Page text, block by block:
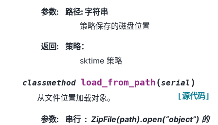
参数:
路径: 字符串
策略保存的磁盘位置
返回:
策略：
sktime 策略
classmethod load_from_path (serial )
[源代码]
从文件位置加载对象。
参数: 串行
ZipFile(path).open(“object”) 的